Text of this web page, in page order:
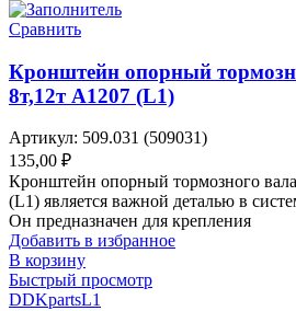
Сравнить
Кронштейн опорный
8т,12т A1207 (L1)
Артикул: 509.031 (509031)
135,00 ₽
Кронштейн опорный тормозного
(L1) является важной деталью в
Он предназначен для крепления
Добавить в избранное
В корзину
Быстрый просмотр
DDKpartsL1